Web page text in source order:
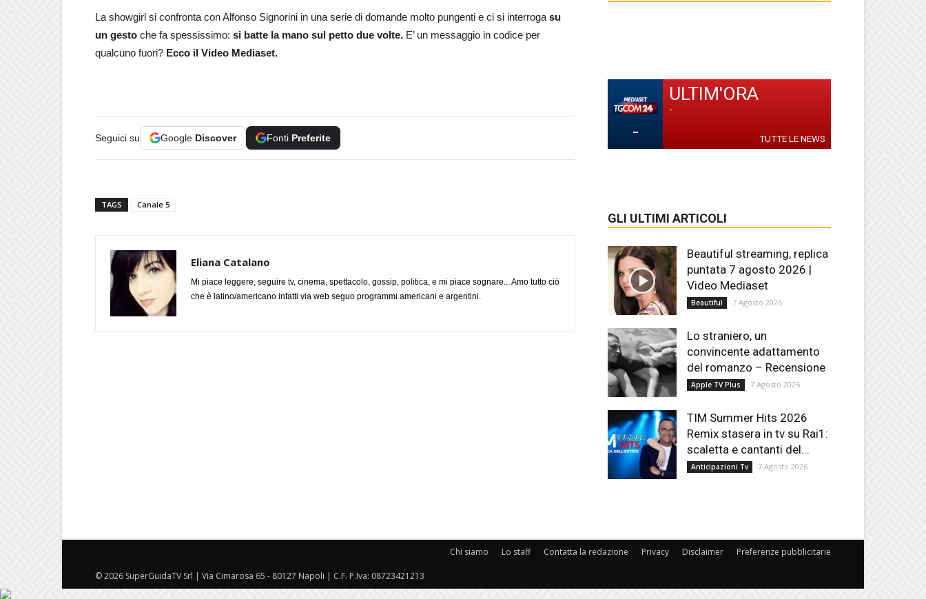
La showgirl si confronta con Alfonso Signorini in una serie di domande molto pungenti e ci si interroga su
un gesto che fa spessissimo: si batte la mano sul petto due volte. E’ un messaggio in codice per
qualcuno fuori? Ecco il Video Mediaset.
Seguici su Google Discover Fonti Preferite
TAGS Canale 5
Eliana Catalano
Mi piace leggere, seguire tv, cinema, spettacolo, gossip, politica, e mi piace sognare... Amo tutto ciò
che è latino/americano infatti via web seguo programmi americani e argentini.
-
ULTIM'ORA
-
TUTTE LE NEWS
GLI ULTIMI ARTICOLI
Beautiful streaming, replica
puntata 7 agosto 2026 |
Video Mediaset
Beautiful 7 Agosto 2026
Lo straniero, un
convincente adattamento
del romanzo – Recensione
Apple TV Plus 7 Agosto 2026
TIM Summer Hits 2026
Remix stasera in tv su Rai1:
scaletta e cantanti del...
Anticipazioni Tv 7 Agosto 2026
Chi siamo Lo staff Contatta la redazione Privacy Disclaimer Preferenze pubblicitarie
© 2026 SuperGuidaTV Srl | Via Cimarosa 65 - 80127 Napoli | C.F. P.Iva: 08723421213